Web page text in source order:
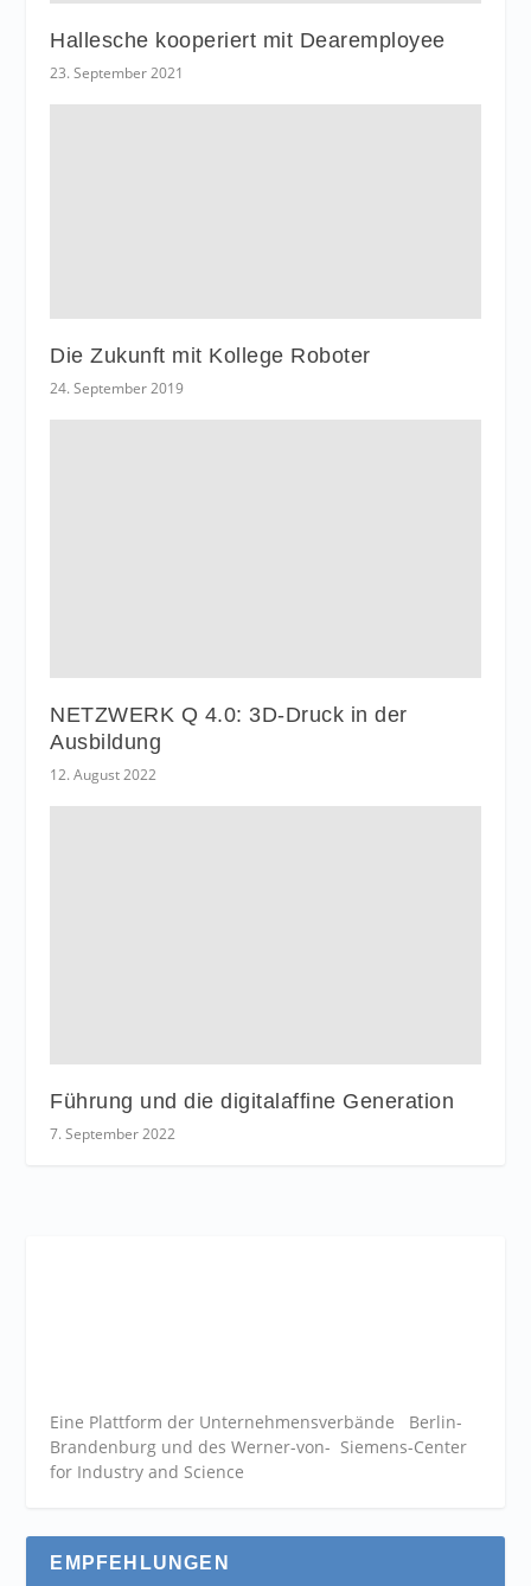
Hallesche kooperiert mit Dearemployee
23. September 2021
Die Zukunft mit Kollege Roboter
24. September 2019
NETZWERK Q 4.0: 3D-Druck in der
Ausbildung
12. August 2022
Führung und die digitalaffine Generation
7. September 2022
Eine Plattform der Unternehmensverbände Berlin-
Brandenburg und des Werner-von- Siemens-Center
for Industry and Science
EMPFEHLUNGEN